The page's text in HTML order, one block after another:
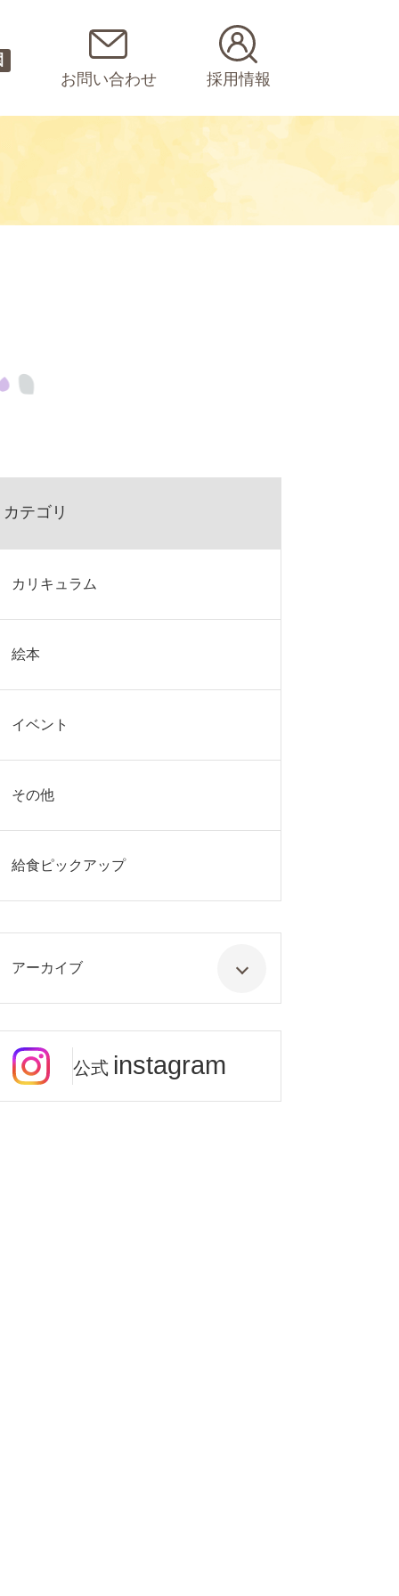
お問い合わせ 採用情報
カテゴリ
カリキュラム
絵本
イベント
その他
給食ピックアップ
アーカイブ
公式 instagram